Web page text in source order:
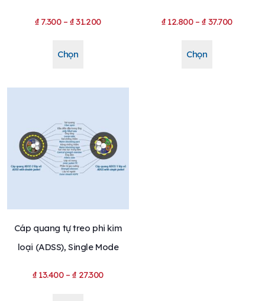
₫7.300 – ₫31.200
Chọn
₫12.800 – ₫37.700
Chọn
Cáp quang tự treo phi kim
loại (ADSS), Single Mode
₫13.400 – ₫27.300